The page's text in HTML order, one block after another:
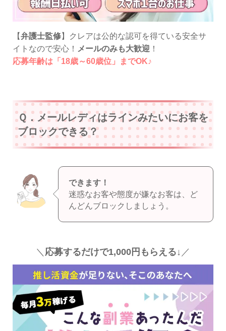
【弁護士監修】クレアは公的な認可を得ている安全サ
イトなので安心！ メールのみも大歓迎 ！
応募年齢は「18歳～60歳位」までOK♪
Ｑ．メールレディはラインみたいにお客を
ブロックできる？
できます！
迷惑なお客や態度が嫌なお客は、ど
んどんブロックしましょう。
＼ 応募するだけで1,000円もらえる↓ ／